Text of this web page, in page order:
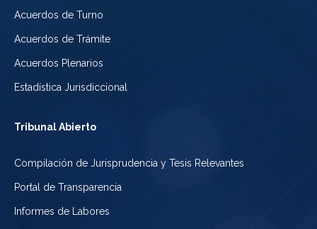
Acuerdos de Turno
Acuerdos de Trámite
Acuerdos Plenarios
Estadística Jurisdiccional
Tribunal Abierto
Compilación de Jurisprudencia y Tesis Relevantes
Portal de Transparencia
Informes de Labores